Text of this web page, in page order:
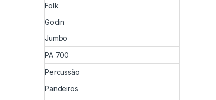
Folk
Godin
Jumbo
PA 700
Percussão
Pandeiros